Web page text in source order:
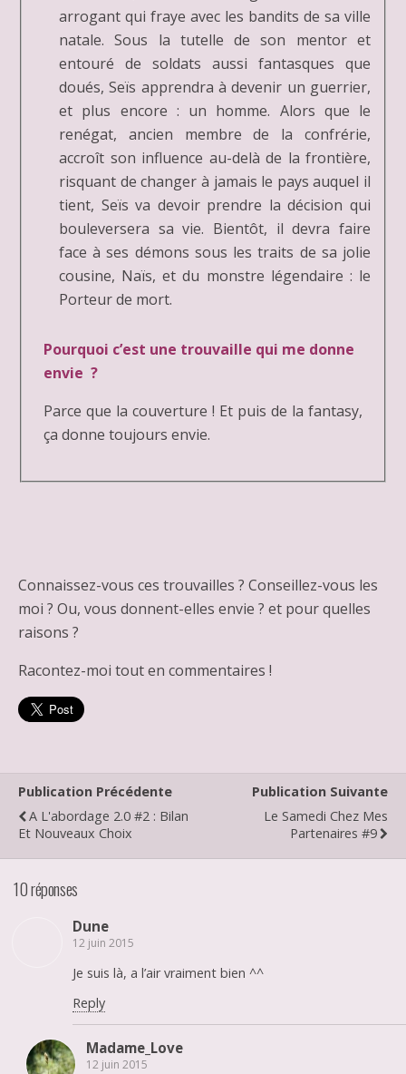
arrogant qui fraye avec les bandits de sa ville
natale. Sous la tutelle de son mentor et
entouré de soldats aussi fantasques que
doués, Seïs apprendra à devenir un guerrier,
et plus encore : un homme. Alors que le
renégat, ancien membre de la confrérie,
accroît son influence au-delà de la frontière,
risquant de changer à jamais le pays auquel il
tient, Seïs va devoir prendre la décision qui
bouleversera sa vie. Bientôt, il devra faire
face à ses démons sous les traits de sa jolie
cousine, Naïs, et du monstre légendaire : le
Porteur de mort.
Pourquoi c’est une trouvaille qui me donne
envie ?
Parce que la couverture ! Et puis de la fantasy,
ça donne toujours envie.
Connaissez-vous ces trouvailles ? Conseillez-vous les
moi ? Ou, vous donnent-elles envie ? et pour quelles
raisons ?
Racontez-moi tout en commentaires !
Publication Précédente
A L'abordage 2.0 #2 : Bilan
Et Nouveaux Choix
Publication Suivante
Le Samedi Chez Mes
Partenaires #9
10 réponses
Dune
12 juin 2015
Je suis là, a l’air vraiment bien ^^
Reply
Madame_Love
12 juin 2015